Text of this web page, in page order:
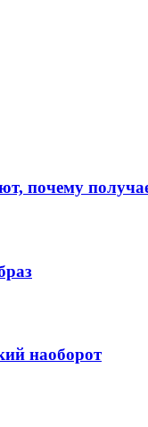
почему
наоборот